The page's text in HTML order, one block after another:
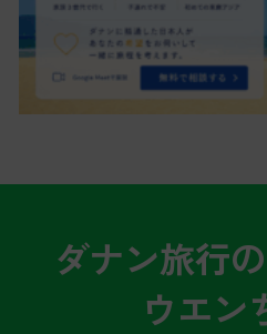
ダナン旅行
ウエン